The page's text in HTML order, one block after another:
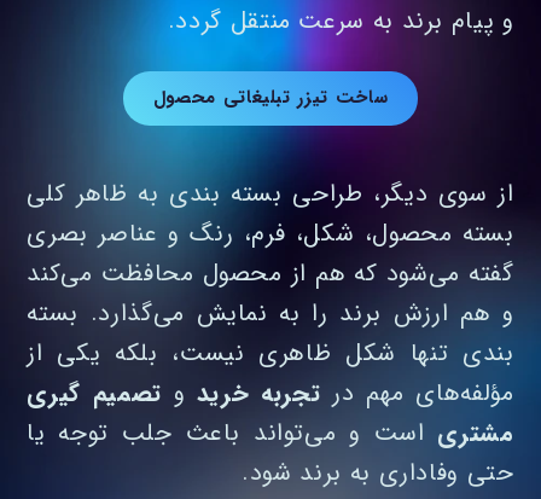
و پیام برند به سرعت منتقل گردد.
ساخت تیزر تبلیغاتی محصول
از سوی دیگر، طراحی بسته‌ بندی به ظاهر کلی
بسته‌ محصول، شکل، فرم، رنگ و عناصر بصری
گفته می‌شود که هم از محصول محافظت می‌کند
و هم ارزش برند را به نمایش می‌گذارد. بسته‌
بندی تنها شکل ظاهری نیست، بلکه یکی از
مؤلفه‌های مهم در تجربه خرید و تصمیم‌ گیری
مشتری است و می‌تواند باعث جلب توجه یا
حتی وفاداری به برند شود.